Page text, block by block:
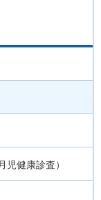
健康診査）